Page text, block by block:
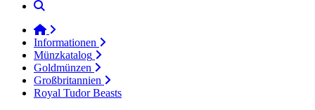
Informationen
Münzkatalog
Goldmünzen
Großbritannien
Royal Tudor Beasts